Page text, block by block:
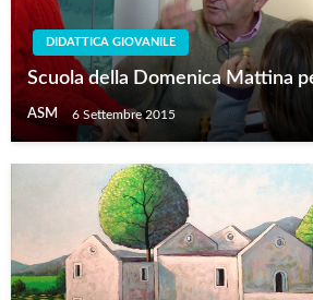
DIDATTICA GIOVANILE
Scuola della Domenica Mattina
ASM 6 Settembre 2015